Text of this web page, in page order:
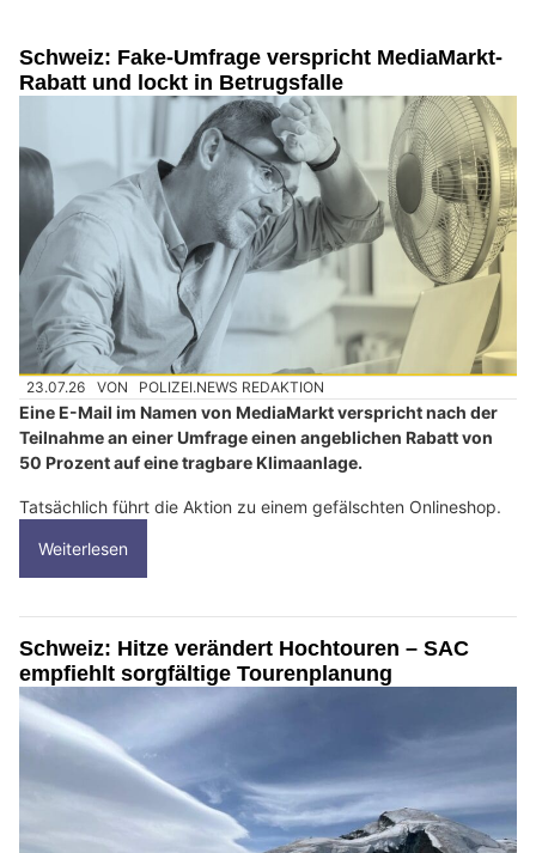
Schweiz: Fake-Umfrage verspricht MediaMarkt-
Rabatt und lockt in Betrugsfalle
23.07.26 VON POLIZEI.NEWS REDAKTION
Eine E-Mail im Namen von MediaMarkt verspricht nach der
Teilnahme an einer Umfrage einen angeblichen Rabatt von
50 Prozent auf eine tragbare Klimaanlage.
Tatsächlich führt die Aktion zu einem gefälschten Onlineshop.
Weiterlesen
Schweiz: Hitze verändert Hochtouren – SAC
empfiehlt sorgfältige Tourenplanung